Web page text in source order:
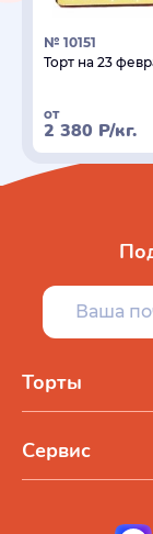
№ 10151
Торт на 23
от
2 380 Р/кг.
Торты
Сервис